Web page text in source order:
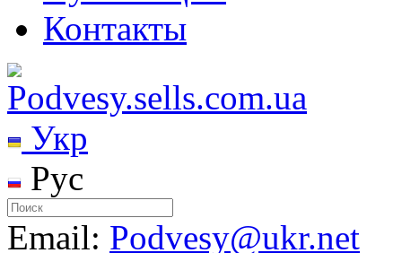
Контакты
Укр
Рус
Email: Podvesy@ukr.net